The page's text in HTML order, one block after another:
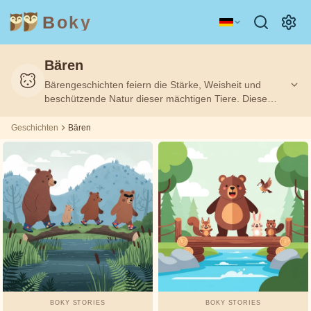
Boky
Kategorie
CHARAKTERE
Technologie
Tiere
Magie
Weltraum
Sport
Fahrzeuge
Prinzessinnen
Fakten
GEFÜHLE
&
THEMEN
Autor
Lang
Asbjørnsen
und Moe
Äsop
Beatrix
Potter
Boky
Stories
Bären
Bärengeschichten feiern die Stärke, Weisheit und
beschützende Natur dieser mächtigen Tiere. Diese
Familienbande und den Respekt vor den wilden
Geschöpfen des Waldes.
Geschichten Bären
BOKY STORIES BOKY STORIES